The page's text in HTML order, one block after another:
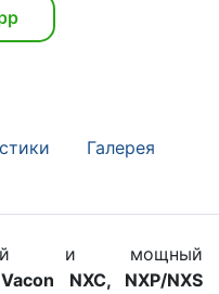
Галерея
и мощный
Vacon NXC, NXP/NXS